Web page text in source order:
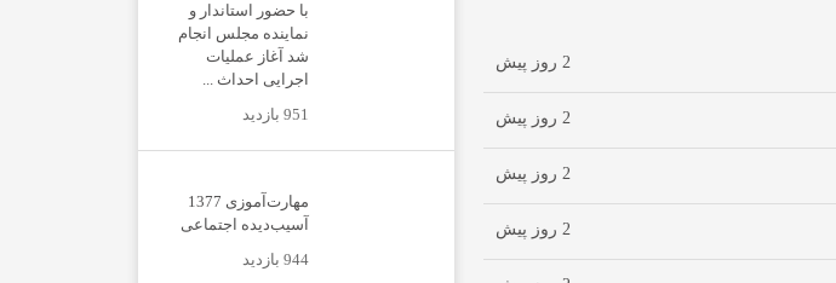
2 روز پیش
2 روز پیش
2 روز پیش
2 روز پیش
با حضور استاندار و
نماینده مجلس انجام
شد آغاز عملیات
اجرایی احداث ...
951 بازدید
مهارت‌آموزی 1377
آسیب‌دیده اجتماعی
944 بازدید